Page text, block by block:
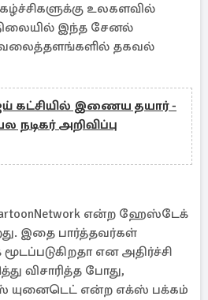
உலகளவில்
இந்த சேனல்
வலைத்தளங்களில் தகவல்
கட்சியில் இணைய தயார் -
நடிகர் அறிவிப்பு
என்ற ஹேஸ்டேக்
இதை பார்த்தவர்கள்
என அதிர்ச்சி
விசாரித்த போது,
யுனைடெட் என்ற எக்ஸ் பக்கம்